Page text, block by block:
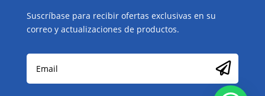
Suscríbase para recibir ofertas exclusivas en su
correo y actualizaciones de productos.